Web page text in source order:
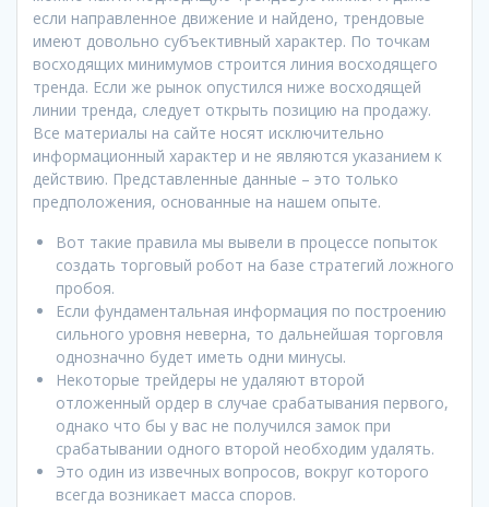
если направленное движение и найдено, трендовые
имеют довольно субъективный характер. По точкам
восходящих минимумов строится линия восходящего
тренда. Если же рынок опустился ниже восходящей
линии тренда, следует открыть позицию на продажу.
Все материалы на сайте носят исключительно
информационный характер и не являются указанием к
действию. Представленные данные – это только
предположения, основанные на нашем опыте.
Вот такие правила мы вывели в процессе попыток
создать торговый робот на базе стратегий ложного
пробоя.
Если фундаментальная информация по построению
сильного уровня неверна, то дальнейшая торговля
однозначно будет иметь одни минусы.
Некоторые трейдеры не удаляют второй
отложенный ордер в случае срабатывания первого,
однако что бы у вас не получился замок при
срабатывании одного второй необходим удалять.
Это один из извечных вопросов, вокруг которого
всегда возникает масса споров.